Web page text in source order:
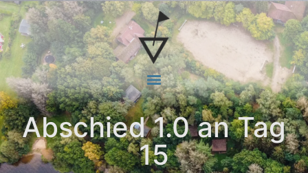
Abschied 1.0 an Tag
15